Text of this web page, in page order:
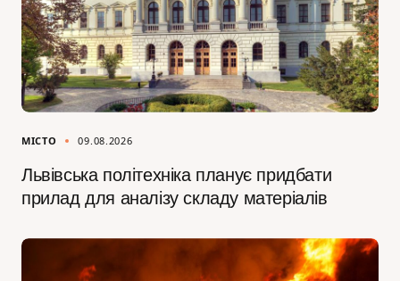
МІСТО 09.08.2026
Львівська політехніка планує придбати
прилад для аналізу складу матеріалів